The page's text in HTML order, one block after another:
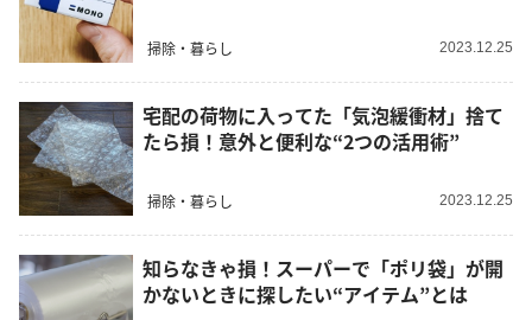
掃除・暮らし 2023.12.25
宅配の荷物に入ってた「気泡緩衝材」捨て
たら損！意外と便利な“2つの活用術”
掃除・暮らし 2023.12.25
知らなきゃ損！スーパーで「ポリ袋」が開
かないときに探したい“アイテム”とは